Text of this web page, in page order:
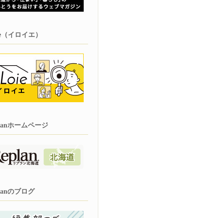
イロイエ）
ホームページ
のブログ